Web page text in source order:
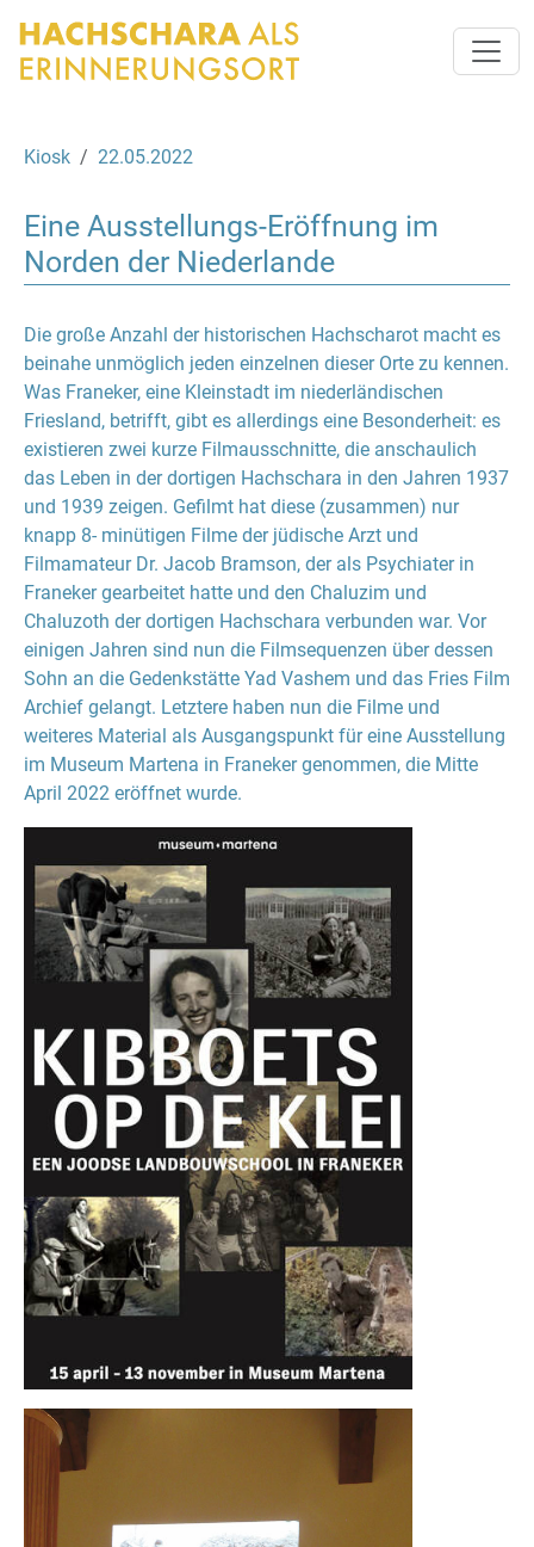
Kiosk 22.05.2022
Eine Ausstellungs-Eröffnung im
Norden der Niederlande
Die große Anzahl der historischen Hachscharot macht es
beinahe unmöglich jeden einzelnen dieser Orte zu kennen.
Was Franeker, eine Kleinstadt im niederländischen
Friesland, betrifft, gibt es allerdings eine Besonderheit: es
existieren zwei kurze Filmausschnitte, die anschaulich
das Leben in der dortigen Hachschara in den Jahren 1937
und 1939 zeigen. Gefilmt hat diese (zusammen) nur
knapp 8- minütigen Filme der jüdische Arzt und
Filmamateur Dr. Jacob Bramson, der als Psychiater in
Franeker gearbeitet hatte und den Chaluzim und
Chaluzoth der dortigen Hachschara verbunden war. Vor
einigen Jahren sind nun die Filmsequenzen über dessen
Sohn an die Gedenkstätte Yad Vashem und das Fries Film
Archief gelangt. Letztere haben nun die Filme und
weiteres Material als Ausgangspunkt für eine Ausstellung
im Museum Martena in Franeker genommen, die Mitte
April 2022 eröffnet wurde.